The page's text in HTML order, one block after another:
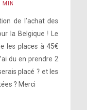
de l’achat des
la Belgique ! Le
les places à 45€
du en prendre 2
placé ? et les
? Merci